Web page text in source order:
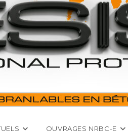
OUVRAGES NRBC-E